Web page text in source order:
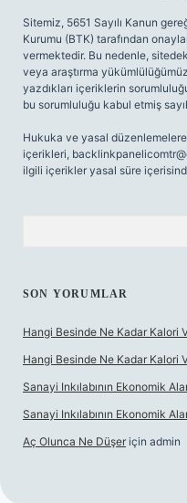
Sitemiz, 5651 Sayılı Kanun
Kurumu (BTK) tarafından
vermektedir. Bu nedenle,
veya araştırma
yazdıkları içeriklerin
bu sorumluluğu kabul etmiş
Hukuka ve yasal
içerikleri,
ilgili içerikler yasal süre
SON YORUMLAR
Hangi Besinde Ne Kadar Kalori
Hangi Besinde Ne Kadar Kalori
Sanayi Inkılabının Ekonomik
Sanayi Inkılabının Ekonomik
Aç Olunca Ne Düşer için admin